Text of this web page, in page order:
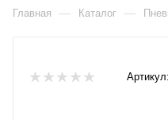
Главная — Каталог —
Артикул: